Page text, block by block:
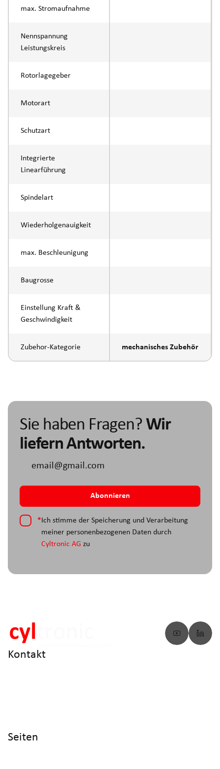
max. Stromaufnahme
Nennspannung
Leistungskreis
Rotorlagegeber
Motorart
Schutzart
Integrierte
Linearführung
Spindelart
Wiederholgenauigkeit
max. Beschleunigung
Baugrosse
Einstellung Kraft &
Geschwindigkeit
Zubehor-Kategorie mechanisches Zubehör
Sie haben Fragen? Wir
liefern Antworten.
* Ich stimme der Speicherung und Verarbeitung
meiner personenbezogenen Daten durch
Cyltronic AG zu
Kontakt
Seiten